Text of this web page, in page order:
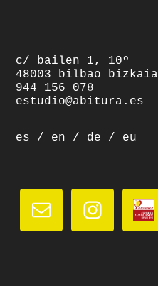
c/ bailen 1, 10º
48003 bilbao bizkaia
944 156 078
estudio@abitura.es
es / en / de / eu